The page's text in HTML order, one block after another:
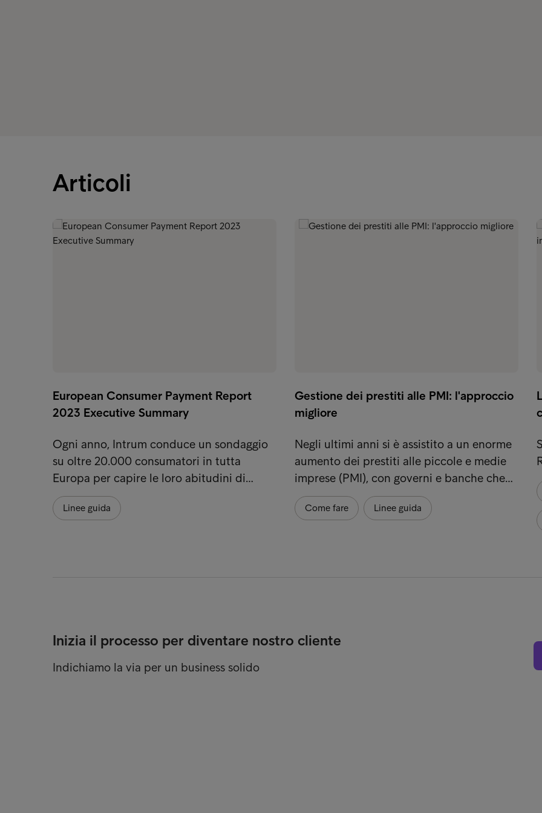
Articoli
European Consumer Payment Report
2023 Executive Summary
Ogni anno, Intrum conduce un sondaggio
su oltre 20.000 consumatori in tutta
Europa per capire le loro abitudini di…
Linee guida
Gestione dei prestiti alle PMI: l'approccio
migliore
Negli ultimi anni si è assistito a un enorme
aumento dei prestiti alle piccole e medie
imprese (PMI), con governi e banche che…
Come fare Linee guida
Inizia il processo per diventare nostro cliente
Indichiamo la via per un business solido